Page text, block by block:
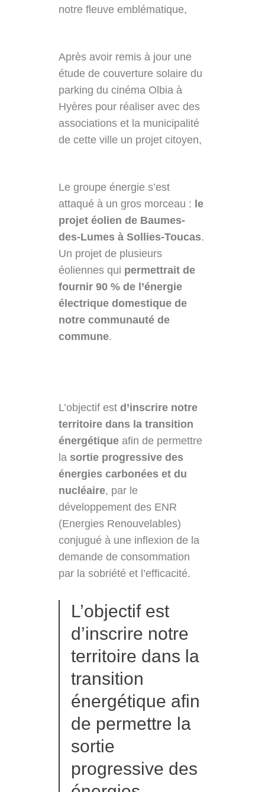
notre fleuve emblématique,
Après avoir remis à jour une
étude de couverture solaire du
parking du cinéma Olbia à
Hyères pour réaliser avec des
associations et la municipalité
de cette ville un projet citoyen,
Le groupe énergie s’est
attaqué à un gros morceau : le
projet éolien de Baumes-
des-Lumes à Sollies-Toucas.
Un projet de plusieurs
éoliennes qui permettrait de
fournir 90 % de l’énergie
électrique domestique de
notre communauté de
commune.
L’objectif est d’inscrire notre
territoire dans la transition
énergétique afin de permettre
la sortie progressive des
énergies carbonées et du
nucléaire, par le
développement des ENR
(Energies Renouvelables)
conjugué à une inflexion de la
demande de consommation
par la sobriété et l’efficacité.
L’objectif est
d’inscrire notre
territoire dans la
transition
énergétique afin
de permettre la
sortie
progressive des